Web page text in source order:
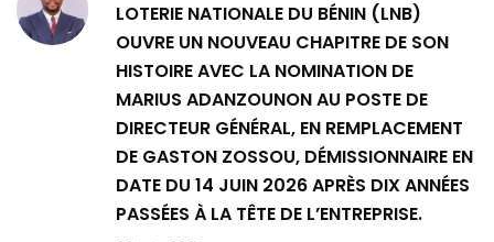
LOTERIE NATIONALE DU BÉNIN (LNB)
OUVRE UN NOUVEAU CHAPITRE DE SON
HISTOIRE AVEC LA NOMINATION DE
MARIUS ADANZOUNON AU POSTE DE
DIRECTEUR GÉNÉRAL, EN REMPLACEMENT
DE GASTON ZOSSOU, DÉMISSIONNAIRE EN
DATE DU 14 JUIN 2026 APRÈS DIX ANNÉES
PASSÉES À LA TÊTE DE L’ENTREPRISE.